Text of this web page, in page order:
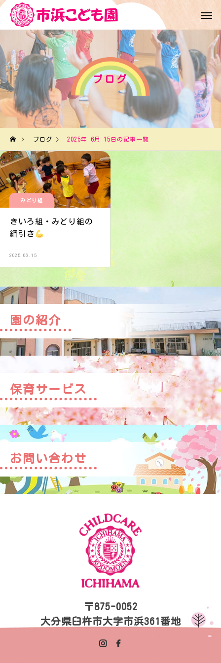
ブログ
ブログ 2025年 6月 15日の記事一覧
みどり組
きいろ組・みどり組の
綱引き
2025.06.15
園の紹介
保育サービス
お問い合わせ
〒875-0052
大分県臼杵市大字市浜361番地